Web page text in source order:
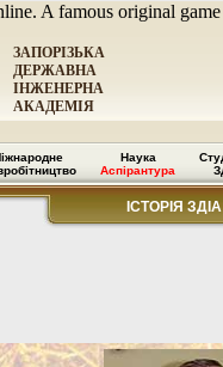
A famous original
ЗАПОРІЗЬКА
ДЕРЖАВНА
ІНЖЕНЕРНА
АКАДЕМІЯ
Наука
Аспірантура
ІСТОРІЯ ЗДІА